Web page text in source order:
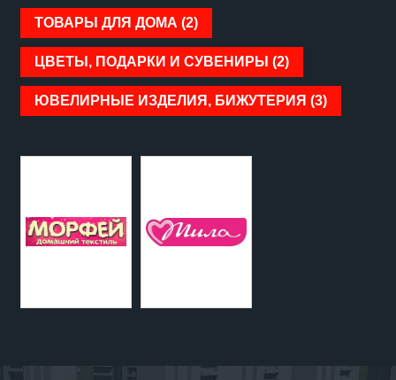
ТОВАРЫ ДЛЯ ДОМА (2)
ЦВЕТЫ, ПОДАРКИ И СУВЕНИРЫ (2)
ЮВЕЛИРНЫЕ ИЗДЕЛИЯ, БИЖУТЕРИЯ (3)